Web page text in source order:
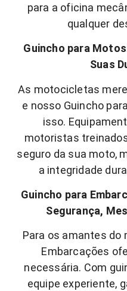
para a oficina
qualquer
Guincho para
Suas
As motocicletas
e nosso Guincho
isso.
motoristas
seguro da sua moto,
a integridade
Guincho para
Segurança,
Para os amantes do
Embarcações
necessária. Com
equipe experiente,